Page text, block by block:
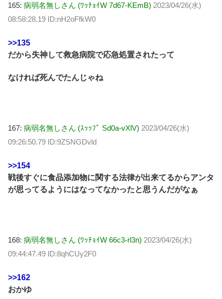
165: 病弱名無しさん (ﾜｯﾁｮｲW 7d67-KEmB) 2023/04/26(水)
08:58:28.19 ID:nH2oFfkW0
>>135
だから失神して救急病院で応急処置されたって
なければ死んでたんじゃね
167: 病弱名無しさん (ｽｯｯﾌﾟ Sd0a-vXlV) 2023/04/26(水)
09:26:50.79 ID:9ZSNGDvld
>>154
戦後すぐに食品添加物に関する法律が出来てるからアンタ
が思ってるようにはなってなかったと思うんだがなぁ
168: 病弱名無しさん (ﾜｯﾁｮｲW 66c3-rl3n) 2023/04/26(水)
09:44:47.49 ID:8qhCUy2F0
>>162
おかゆ